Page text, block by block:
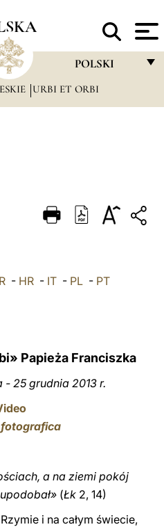
POLSKI
FRANÇAIS
DEUTSCH
العربيّة
URBI ET ORBI
- HR- IT- PL- PT
Papieża Franciszka
25 grudnia 2013 r.
a na ziemi pokój
(Łk 2, 14)
i na całym świecie,